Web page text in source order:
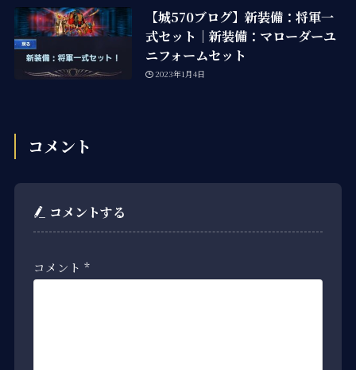
【城570ブログ】新装備：将軍一
式セット｜新装備：マローダーユ
ニフォームセット
2023年1月4日
コメント
コメントする
コメント*